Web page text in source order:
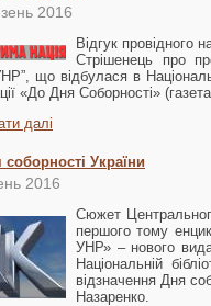
2016
Відгук провідного
Стрішенець про
що відбулася в
«До Дня Соборності»
далі
України
2016
Сюжет
першого тому
УНР» – нового
Національній
відзначення Дня
Назаренко.